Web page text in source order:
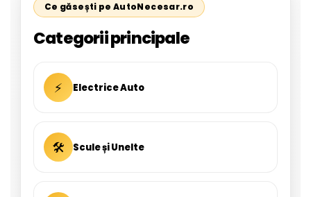
Ce găsești pe AutoNecesar.ro
Categorii principale
⚡ Electrice Auto
🛠 Scule și Unelte